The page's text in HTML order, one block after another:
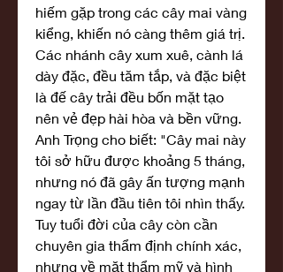
hiếm gặp trong các cây mai vàng
kiểng, khiến nó càng thêm giá trị.
Các nhánh cây xum xuê, cành lá
dày đặc, đều tăm tắp, và đặc biệt
là đế cây trải đều bốn mặt tạo
nên vẻ đẹp hài hòa và bền vững.
Anh Trọng cho biết: "Cây mai này
tôi sở hữu được khoảng 5 tháng,
nhưng nó đã gây ấn tượng mạnh
ngay từ lần đầu tiên tôi nhìn thấy.
Tuy tuổi đời của cây còn cần
chuyên gia thẩm định chính xác,
nhưng về mặt thẩm mỹ và hình